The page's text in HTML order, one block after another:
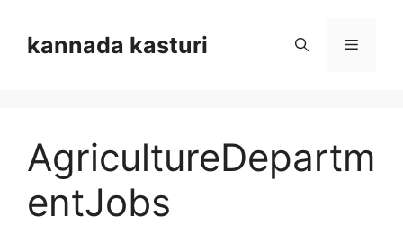
contentkannada kasturi Menu
AgricultureDepartm
entJobs